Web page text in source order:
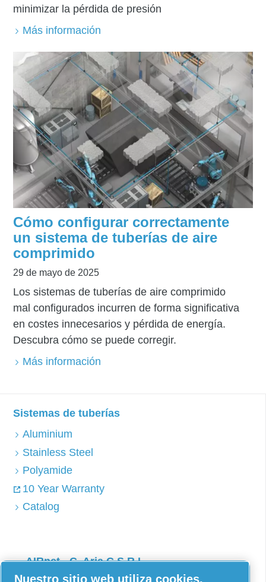
minimizar la pérdida de presión
Más información
Cómo configurar correctamente
un sistema de tuberías de aire
comprimido
29 de mayo de 2025
Los sistemas de tuberías de aire comprimido
mal configurados incurren de forma significativa
en costes innecesarios y pérdida de energía.
Descubra cómo se puede corregir.
Más información
Sistemas de tuberías
Aluminium
Stainless Steel
Polyamide
10 Year Warranty
Catalog
AIRnet - C. Aria C.S.R.L.
Via Selva Maiolo, 5/7 - 36075, Montecchio
Nuestro sitio web utiliza cookies.